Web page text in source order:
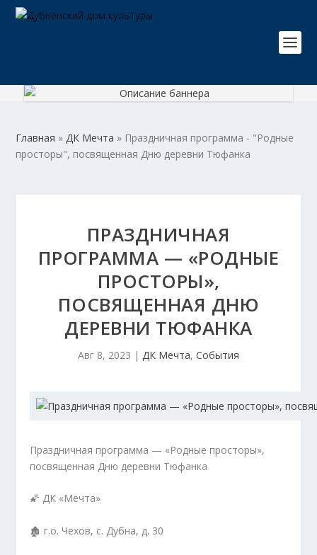
Главная »ДК Мечта » Праздничная программа - "Родные
просторы", посвященная Дню деревни Тюфанка
ПРАЗДНИЧНАЯ
ПРОГРАММА — «РОДНЫЕ
ПРОСТОРЫ»,
ПОСВЯЩЕННАЯ ДНЮ
ДЕРЕВНИ ТЮФАНКА
Авг 8, 2023 | ДК Мечта, События
Праздничная программа — «Родные просторы»,
посвященная Дню деревни Тюфанка
🌠 ДК «Мечта»
🏚 г.о. Чехов, с. Дубна, д. 30